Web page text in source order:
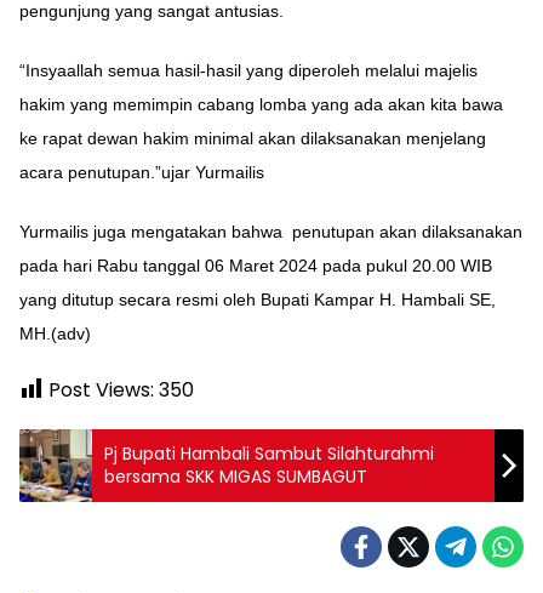
pengunjung yang sangat antusias.
“Insyaallah semua hasil-hasil yang diperoleh melalui majelis
hakim yang memimpin cabang lomba yang ada akan kita bawa
ke rapat dewan hakim minimal akan dilaksanakan menjelang
acara penutupan.”ujar Yurmailis
Yurmailis juga mengatakan bahwa penutupan akan dilaksanakan
pada hari Rabu tanggal 06 Maret 2024 pada pukul 20.00 WIB
yang ditutup secara resmi oleh Bupati Kampar H. Hambali SE,
MH.(adv)
Post Views: 350
Pj Bupati Hambali Sambut Silahturahmi
bersama SKK MIGAS SUMBAGUT